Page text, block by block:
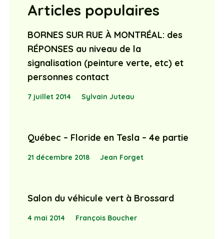
Articles populaires
BORNES SUR RUE À MONTRÉAL: des
RÉPONSES au niveau de la
signalisation (peinture verte, etc) et
personnes contact
7 juillet 2014 Sylvain Juteau
Québec – Floride en Tesla – 4e partie
21 décembre 2018 Jean Forget
Salon du véhicule vert à Brossard
4 mai 2014 François Boucher